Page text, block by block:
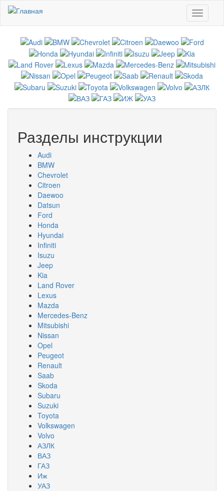
Перейти к основному содержанию
Toggle
Разделы инструкции
Audi
BMW
Chevrolet
Citroen
Daewoo
Datsun
Ford
Honda
Hyundai
Infiniti
Isuzu
Jeep
Kia
Land Rover
Lexus
Mazda
Mercedes-Benz
Mitsubishi
Nissan
Opel
Peugeot
Renault
Saab
Skoda
Subaru
Suzuki
Toyota
Volkswagen
Volvo
АЗЛК
ВАЗ
ГАЗ
Иж
УАЗ